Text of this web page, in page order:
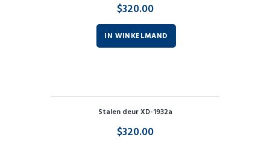
$320.00
IN WINKELMAND
Stalen deur XD-1932a
$320.00